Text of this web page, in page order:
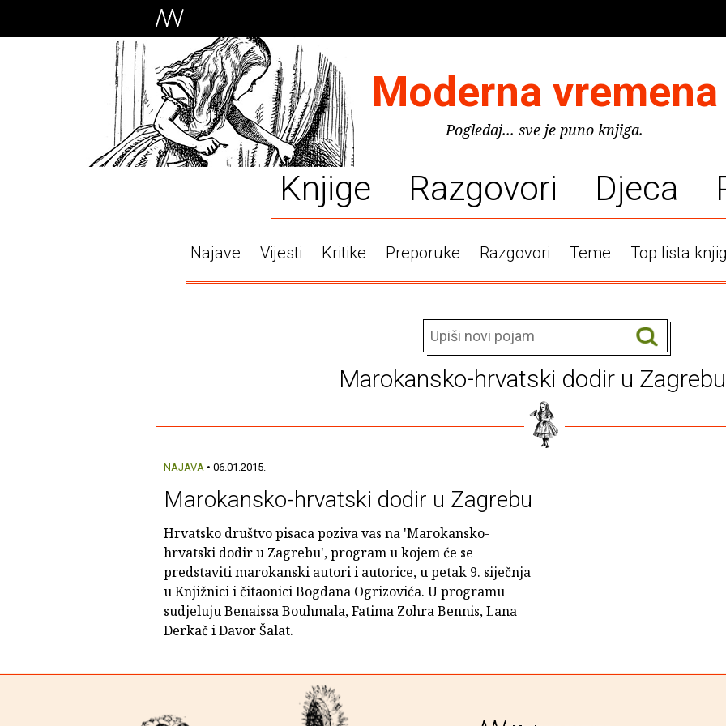
Moderna vremena
Pogledaj... sve je puno knjiga.
Knjige Razgovori Djeca
Najave Vijesti Kritike Preporuke Razgovori Teme Top lista
Marokansko-hrvatski dodir u
NAJAVA• 06.01.2015.
Marokansko-hrvatski dodir u Zagrebu
Hrvatsko društvo pisaca poziva vas na 'Marokansko-
hrvatski dodir u Zagrebu', program u kojem će se
predstaviti marokanski autori i autorice, u petak 9. siječnja
u Knjižnici i čitaonici Bogdana Ogrizovića. U programu
sudjeluju Benaissa Bouhmala, Fatima Zohra Bennis, Lana
Derkač i Davor Šalat.